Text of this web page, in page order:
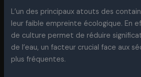
L’un des principaux atouts des
leur faible empreinte écologique. En
de culture permet de réduire
de l’eau, un facteur crucial face aux
plus fréquentes.